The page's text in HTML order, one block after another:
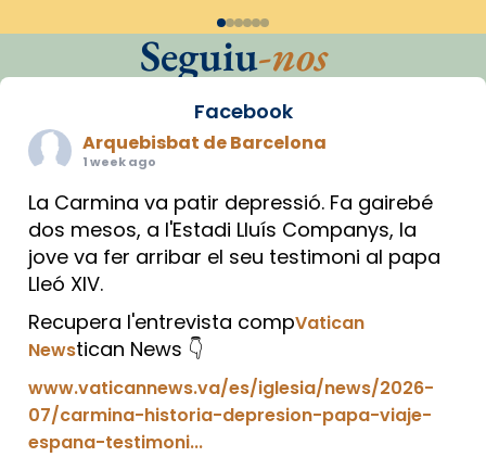
Seguiu-nos
Facebook
Arquebisbat de Barcelona
1 week ago
La Carmina va patir depressió. Fa gairebé
dos mesos, a l'Estadi Lluís Companys, la
jove va fer arribar el seu testimoni al papa
Lleó XIV.
Recupera l'entrevista compVatican
Newstican News 👇
www.vaticannews.va/es/iglesia/news/2026-
07/carmina-historia-depresion-papa-viaje-
espana-testimoni...